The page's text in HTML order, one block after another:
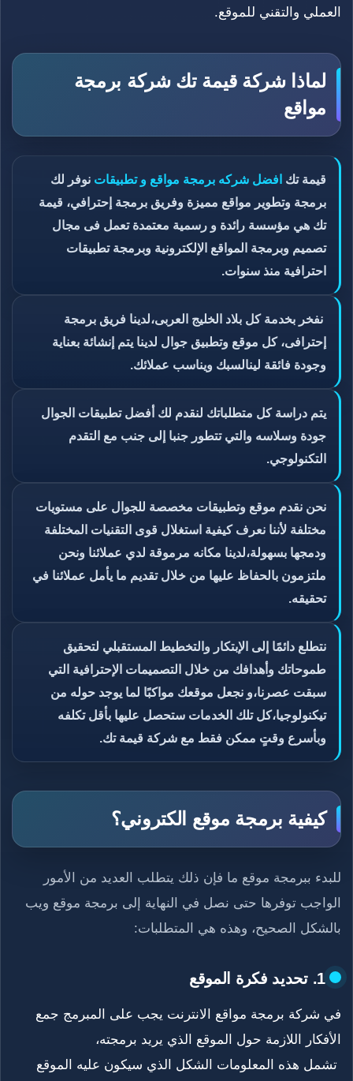
العملي والتقني للموقع.
لماذا شركة قيمة تك شركة برمجة
مواقع
قيمة تك افضل شركه برمجة مواقع و تطبيقات نوفر لك
برمجة وتطوير مواقع مميزة وفريق برمجة إحترافي، قيمة
تك هي مؤسسة رائدة و رسمية معتمدة تعمل فى مجال
تصميم وبرمجة المواقع الإلكترونية وبرمجة تطبيقات
احترافية منذ سنوات.
نفخر بخدمة كل بلاد الخليج العربى،لدينا فريق برمجة
إحترافى، كل موقع وتطبيق جوال لدينا يتم إنشائة بعناية
وجودة فائقة لينالسبك ويناسب عملائك.
يتم دراسة كل متطلباتك لنقدم لك أفضل تطبيقات الجوال
جودة وسلاسه والتي تتطور جنبا إلى جنب مع التقدم
التكنولوجي.
نحن نقدم موقع وتطبيقات مخصصة للجوال على مستويات
مختلفة لأننا نعرف كيفية استغلال قوى التقنيات المختلفة
ودمجها بسهولة،لدينا مكانه مرموقة لدي عملائنا ونحن
ملتزمون بالحفاظ عليها من خلال تقديم ما يأمل عملائنا في
تحقيقه.
نتطلع دائمًا إلى الإبتكار والتخطيط المستقبلي لتحقيق
طموحاتك وأهدافك من خلال التصميمات الإحترافية التي
سبقت عصرنا،و نجعل موقعك مواكبًا لما يوجد حوله من
تيكنولوجيا،كل تلك الخدمات ستحصل عليها بأقل تكلفه
وبأسرع وقتٍ ممكن فقط مع شركة قيمة تك.
كيفية برمجة موقع الكتروني؟
للبدء ببرمجة موقع ما فإن ذلك يتطلب العديد من الأمور
الواجب توفرها حتى نصل في النهاية إلى برمجة موقع ويب
بالشكل الصحيح، وهذه هي المتطلبات:
1. تحديد فكرة الموقع
في شركة برمجة مواقع الانترنت يجب على المبرمج جمع
الأفكار اللازمة حول الموقع الذي يريد برمجته،
تشمل هذه المعلومات الشكل الذي سيكون عليه الموقع